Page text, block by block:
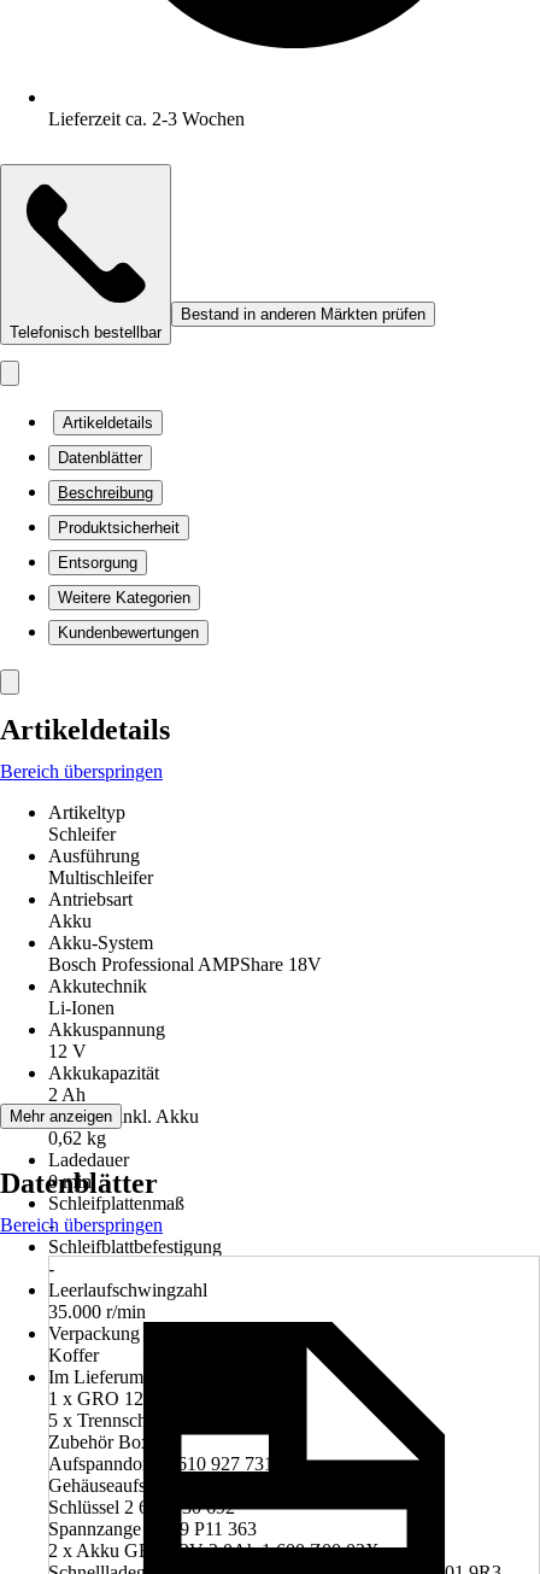
Lieferzeit ca. 2-3 Wochen
Telefonisch bestellbar
Bestand in anderen Märkten prüfen
Artikeldetails
Datenblätter
Beschreibung
Produktsicherheit
Entsorgung
Weitere Kategorien
Kundenbewertungen
Artikeldetails
Bereich überspringen
Artikeltyp
Schleifer
Ausführung
Multischleifer
Antriebsart
Akku
Akku-System
Bosch Professional AMPShare 18V
Akkutechnik
Li-Ionen
Akkuspannung
12 V
Akkukapazität
2 Ah
Gewicht inkl. Akku
0,62 kg
Ladedauer
0 min
Schleifplattenmaß
-
Schleifblattbefestigung
-
Leerlaufschwingzahl
35.000 r/min
Verpackung
Koffer
Im Lieferumfang enthalten
1 x GRO 12V-35
5 x Trennscheibe, 32 mm
Zubehör Box
Aufspanndorn 2 610 927 731
Gehäuseaufsatz 1 619 P11 344
Schlüssel 2 610 930 692
Spannzange 1 619 P11 363
2 x Akku GBA 12V 2.0Ah 1 600 Z00 02X
Mehr anzeigen
Datenblätter
Bereich überspringen